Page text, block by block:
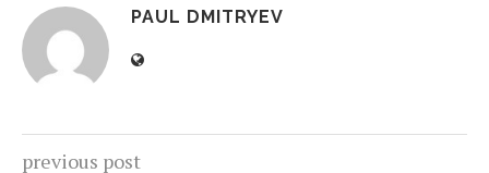
PAUL DMITRYEV
previous post